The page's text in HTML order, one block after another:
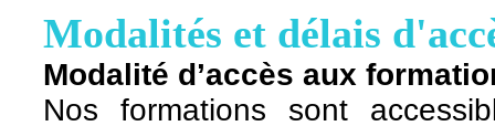
Modalités et délais
Modalité d’accès aux
Nos formations sont acce